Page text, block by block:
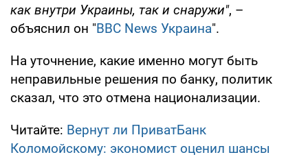
как внутри Украины, так и снаружи", –
объяснил он "ВВС News Украина".
На уточнение, какие именно могут быть
неправильные решения по банку, политик
сказал, что это отмена национализации.
Читайте: Вернут ли ПриватБанк
Коломойскому: экономист оценил шансы